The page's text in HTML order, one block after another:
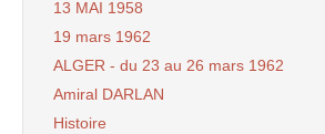
13 MAI 1958
19 mars 1962
ALGER - du 23 au 26 mars 1962
Amiral DARLAN
Histoire